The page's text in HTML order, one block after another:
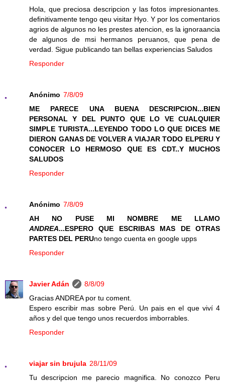
Hola, que preciosa descripcion y las fotos impresionantes.
definitivamente tengo qeu visitar Hyo. Y por los comentarios
agrios de algunos no les prestes atencion, es la ignoraancia
de algunos de msi hermanos peruanos, que pena de
verdad. Sigue publicando tan bellas experiencias Saludos
Responder
Anónimo 7/8/09
ME PARECE UNA BUENA DESCRIPCION...BIEN
PERSONAL Y DEL PUNTO QUE LO VE CUALQUIER
SIMPLE TURISTA...LEYENDO TODO LO QUE DICES ME
DIERON GANAS DE VOLVER A VIAJAR TODO ELPERU Y
CONOCER LO HERMOSO QUE ES CDT..Y MUCHOS
SALUDOS
Responder
Anónimo 7/8/09
AH NO PUSE MI NOMBRE ME LLAMO
ANDREA...ESPERO QUE ESCRIBAS MAS DE OTRAS
PARTES DEL PERUno tengo cuenta en google upps
Responder
Javier Adán
8/8/09
Gracias ANDREA por tu coment.
Espero escribir mas sobre Perú. Un pais en el que viví 4
años y del que tengo unos recuerdos imborrables.
Responder
viajar sin brujula 28/11/09
Tu descripcion me parecio magnifica. No conozco Peru